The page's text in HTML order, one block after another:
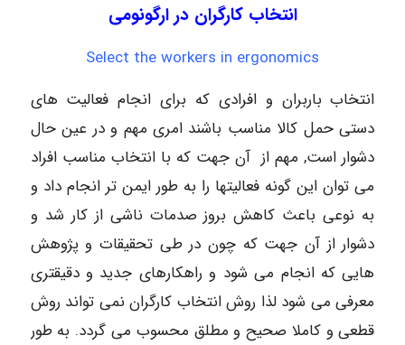
انتخاب کارگران در ارگونومی
Select the workers in ergonomics
انتخاب باربران و افرادی که برای انجام فعالیت های
دستی حمل کالا مناسب باشند امری مهم و در عین حال
دشوار است, مهم از آن جهت که با انتخاب مناسب افراد
می توان این گونه فعالیتها را به طور ایمن تر انجام داد و
به نوعی باعث کاهش بروز صدمات ناشی از کار شد و
دشوار از آن جهت که چون در طی تحقیقات و پژوهش
هایی که انجام می شود و راهکارهای جدید و دقیقتری
معرفی می شود لذا روش انتخاب کارگران نمی تواند روش
قطعی و کاملا صحیح و مطلق محسوب می گردد. به طور